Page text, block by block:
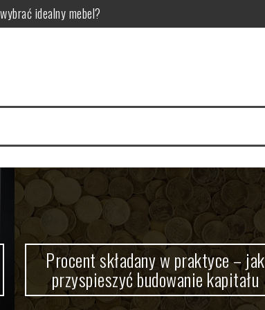
idealny mebel?
dla zdrowia zębów?
jest przeznaczona?
Procent składany w praktyce – jak
przyspieszyć budowanie kapitału